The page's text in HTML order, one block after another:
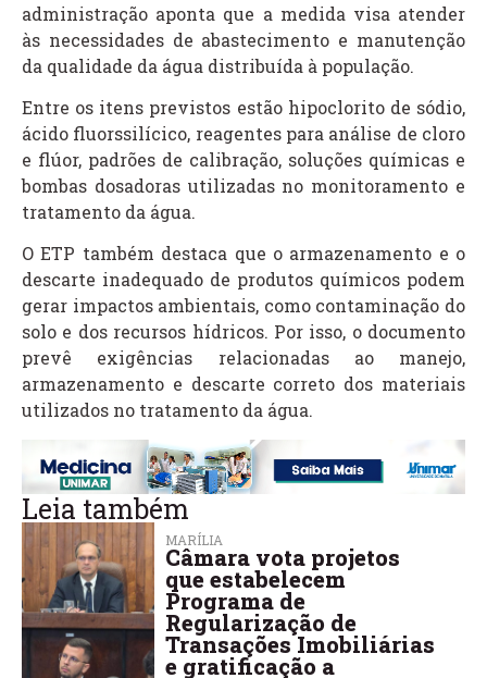
administração aponta que a medida visa atender
às necessidades de abastecimento e manutenção
da qualidade da água distribuída à população.
Entre os itens previstos estão hipoclorito de sódio,
ácido fluorssilícico, reagentes para análise de cloro
e flúor, padrões de calibração, soluções químicas e
bombas dosadoras utilizadas no monitoramento e
tratamento da água.
O ETP também destaca que o armazenamento e o
descarte inadequado de produtos químicos podem
gerar impactos ambientais, como contaminação do
solo e dos recursos hídricos. Por isso, o documento
prevê exigências relacionadas ao manejo,
armazenamento e descarte correto dos materiais
utilizados no tratamento da água.
Leia também
MARÍLIA
Câmara vota projetos
que estabelecem
Programa de
Regularização de
Transações Imobiliárias
e gratificação a